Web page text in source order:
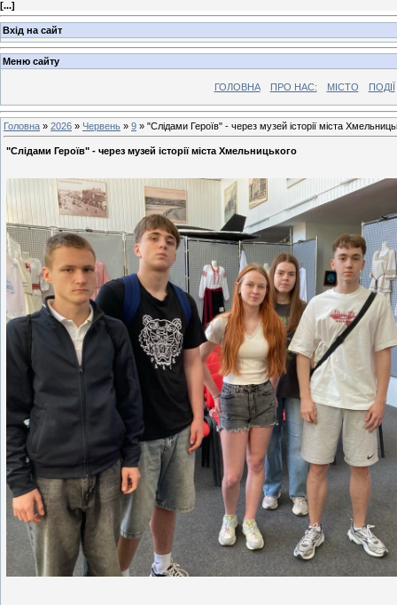
[...]
Вхід на сайт
Меню сайту
ГОЛОВНА ПРО НАС: МІСТО ПОДІЇ
Головна » 2026 » Червень » 9 » "Слідами Героїв" - через музей історії міста
"Слідами Героїв" - через музей історії міста Хмельницького